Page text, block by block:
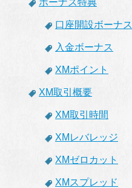
ボーナス特典
口座開設ボーナス
入金ボーナス
XMポイント
XM取引概要
XM取引時間
XMレバレッジ
XMゼロカット
XMスプレッド